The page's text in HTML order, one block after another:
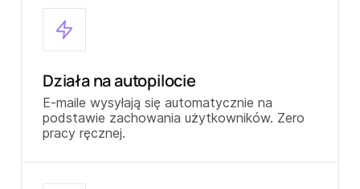
Działa na autopilocie
E-maile wysyłają się automatycznie na
podstawie zachowania użytkowników. Zero
pracy ręcznej.